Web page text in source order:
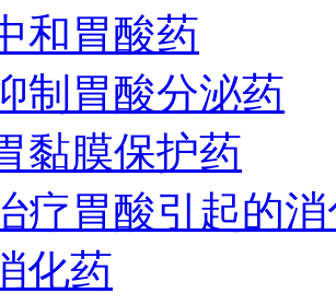
和胃酸药
制胃酸分泌药
黏膜保护药
疗胃酸引起的
化药